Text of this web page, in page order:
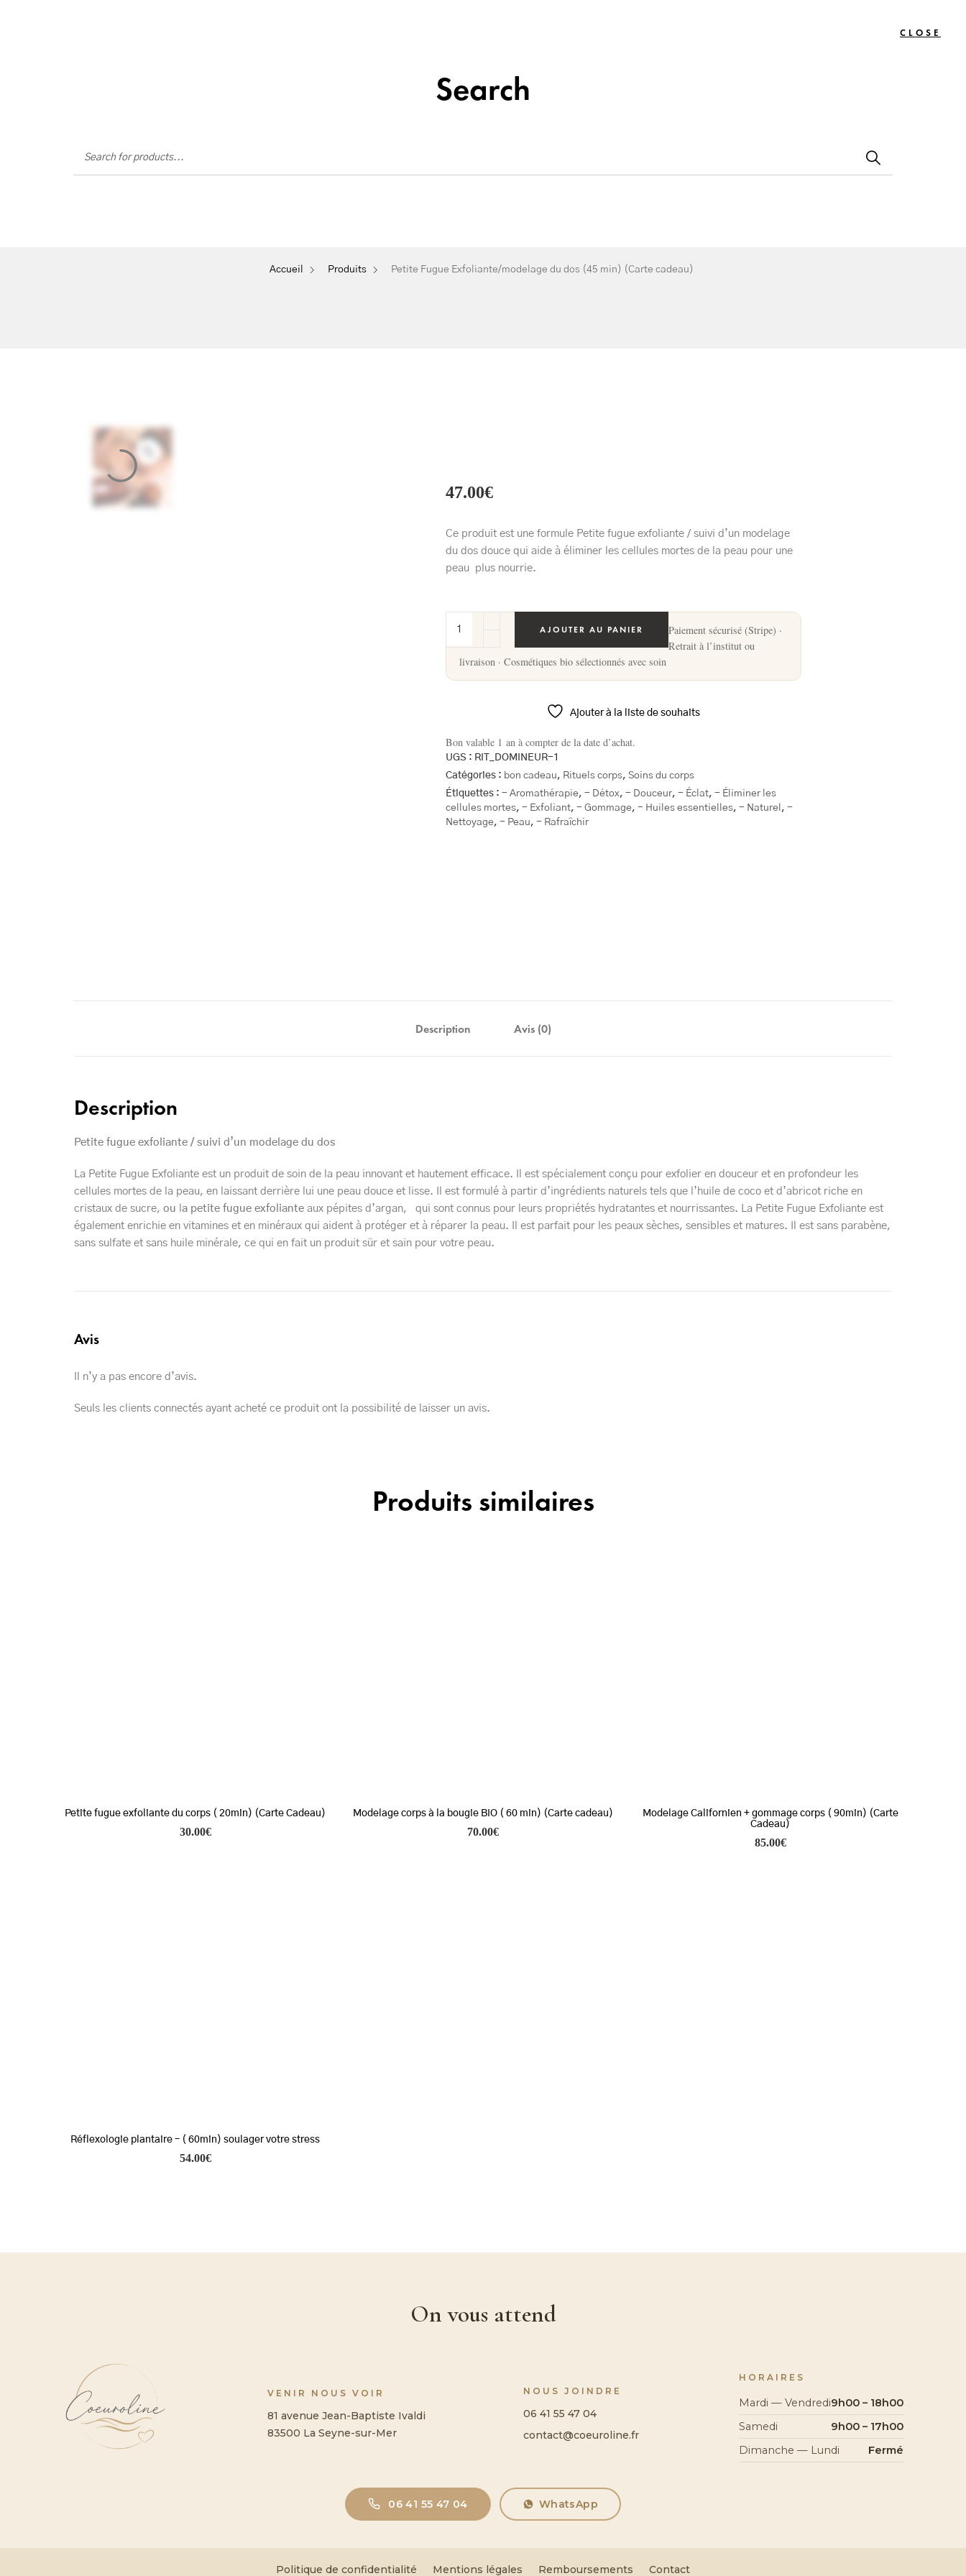
Épilation
Maquillage
Permanent
Search
CLOSE
Accueil Produits Petite Fugue Exfoliante/modelage du dos (45 min) (Carte cadeau)
47.00€
Ce produit est une formule Petite fugue exfoliante / suivi d’un modelage
du dos douce qui aide à éliminer les cellules mortes de la peau pour une
peau plus nourrie.
AJOUTER AU PANIER
Paiement sécurisé (Stripe) ·
Retrait à l’institut ou
livraison · Cosmétiques bio sélectionnés avec soin
Ajouter à la liste de souhaits
Bon valable 1 anà compter de la date d’achat.
UGS : RIT_DOMINEUR-1
Catégories : bon cadeau, Rituels corps, Soins du corps
Étiquettes : - Aromathérapie, - Détox, - Douceur, - Éclat, - Éliminer les
cellules mortes, - Exfoliant, - Gommage, - Huiles essentielles, - Naturel , -
Nettoyage, - Peau, - Rafraîchir
Description Avis (0)
Description
Petite fugue exfoliante / suivi d’un modelage du dos
La Petite Fugue Exfoliante est un produit de soin de la peau innovant et hautement efficace. Il est spécialement conçu pour exfolier en douceur et en profondeur les
cellules mortes de la peau, en laissant derrière lui une peau douce et lisse. Il est formulé à partir d’ingrédients naturels tels que l’huile de coco et d’abricot riche en
cristaux de sucre, ou a petite fugue exfoliante aux pépites d’argan, qui sont connus pour leurs propriétés hydratantes et nourrissantes. La Petite Fugue Exfoliante est
également enrichie en vitamines et en minéraux qui aident à protéger et à réparer la peau. Il est parfait pour les peaux sèches, sensibles et matures. Il est sans parabène,
sans sulfate et sans huile minérale, ce qui en fait un produit sûr et sain pour votre peau.
Avis
Il n’y a pas encore d’avis.
Seuls les clients connectés ayant acheté ce produit ont la possibilité de laisser un avis.
Produits similaires
Petite fugue exfoliante du corps ( 20min) (Carte Cadeau)
30.00€
Modelage corps à la bougie BIO ( 60 min) (Carte cadeau)
70.00€
Modelage Californien + gommage corps ( 90min) (Carte
Cadeau)
85.00€
Réflexologie plantaire – ( 60min) soulager votre stress
54.00€
On vous attend
VENIR NOUS VOIR
81 avenue Jean-Baptiste Ivaldi
83500 La Seyne-sur-Mer
NOUS JOINDRE
06 41 55 47 04
contact@coeuroline.fr
HORAIRES
Mardi — Vendredi9h00 – 18h00
Samedi
9h00 – 17h00
Dimanche — Lundi
Fermé
06 41 55 47 04 WhatsApp
Politique de confidentialité Mentions légales Remboursements Contact